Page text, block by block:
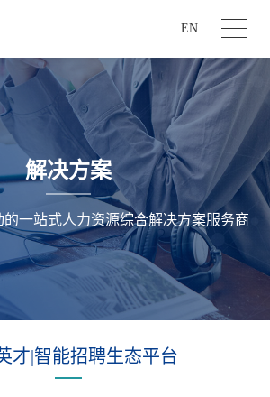
EN
解决方案
一站式人力资源综合解决方案服务商
才|智能招聘生态平台